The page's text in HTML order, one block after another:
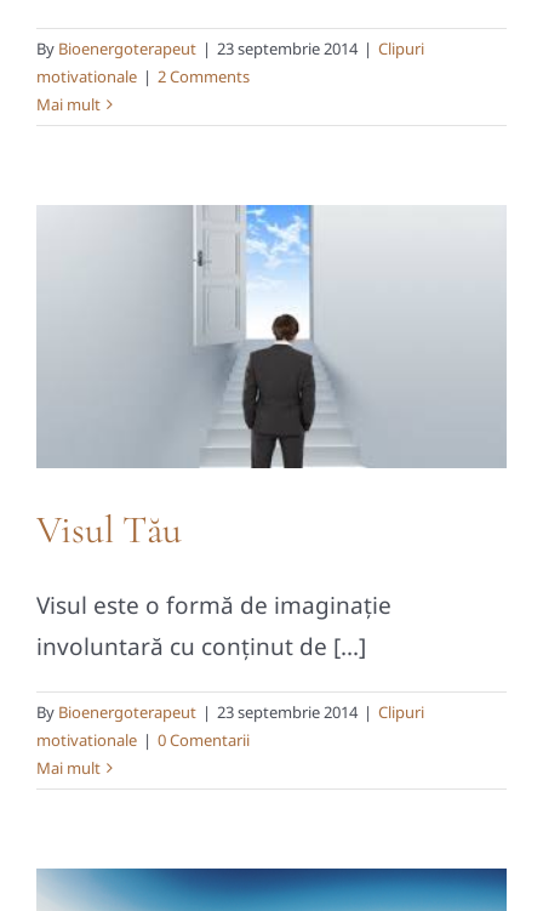
By Bioenergoterapeut | 23 septembrie 2014 | Clipuri
motivationale | 2 Comments
Mai mult
Visul Tău
Visul este o formă de imaginație
involuntară cu conținut de [...]
By Bioenergoterapeut | 23 septembrie 2014 | Clipuri
motivationale | 0 Comentarii
Mai mult